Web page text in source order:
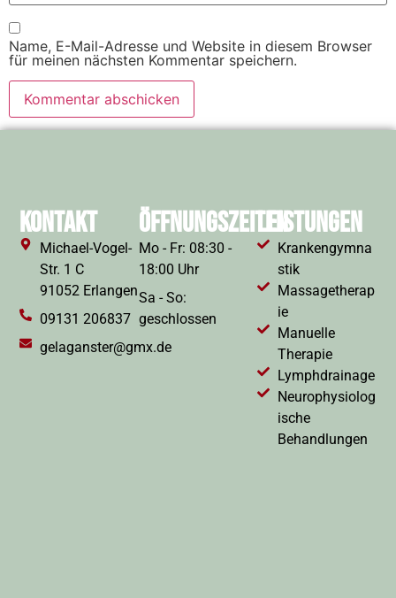
Name, E-Mail-Adresse und Website in diesem Browser
für meinen nächsten Kommentar speichern.
KONTAKT
Michael-Vogel-
Str. 1 C
91052 Erlangen
09131 206837
gelaganster@gmx.de
ÖFFNUNGSZEITEN
Mo - Fr: 08:30 -
18:00 Uhr
Sa - So:
geschlossen
LEISTUNGEN
Krankengymna
stik
Massagetherap
ie
Manuelle
Therapie
Lymphdrainage
Neurophysiolog
ische
Behandlungen